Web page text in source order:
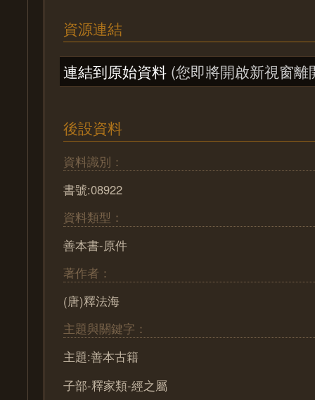
資源連結
連結到原始資料 (您即將開啟新視窗離
後設資料
資料識別：
書號:08922
資料類型：
善本書-原件
著作者：
(唐)釋法海
主題與關鍵字：
主題:善本古籍
子部-釋家類-經之屬